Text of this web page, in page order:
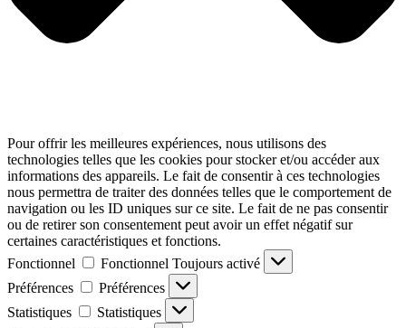
Pour offrir les meilleures expériences, nous utilisons des
technologies telles que les cookies pour stocker et/ou accéder aux
informations des appareils. Le fait de consentir à ces technologies
nous permettra de traiter des données telles que le comportement de
navigation ou les ID uniques sur ce site. Le fait de ne pas consentir
ou de retirer son consentement peut avoir un effet négatif sur
certaines caractéristiques et fonctions.
Fonctionnel
Fonctionnel Toujours activé
Préférences
Préférences
Statistiques
Statistiques